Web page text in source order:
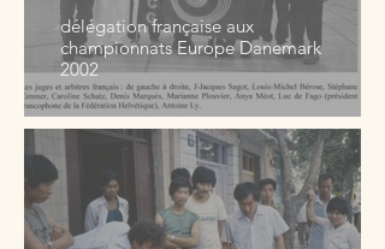
délégation française aux
championnats Europe Danemark
2002